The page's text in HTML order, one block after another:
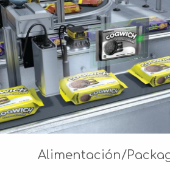
Alimentación/